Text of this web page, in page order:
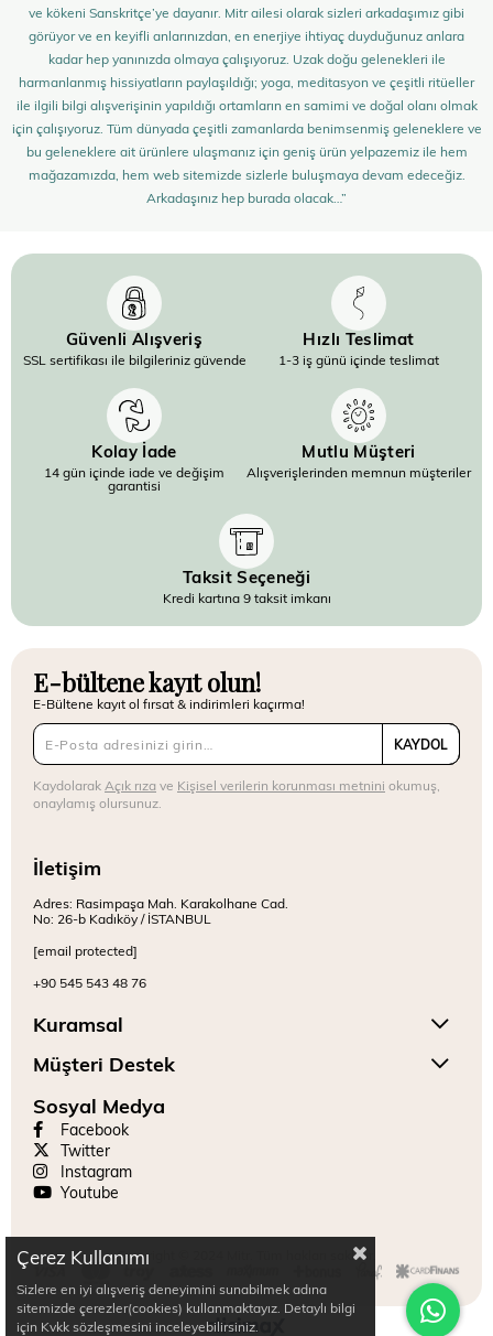
ve kökeni Sanskritçe’ye dayanır. Mitr ailesi olarak sizleri arkadaşımız gibi
görüyor ve en keyifli anlarınızdan, en enerjiye ihtiyaç duyduğunuz anlara
kadar hep yanınızda olmaya çalışıyoruz. Uzak doğu gelenekleri ile
harmanlanmış hissiyatların paylaşıldığı; yoga, meditasyon ve çeşitli ritüeller
ile ilgili bilgi alışverişinin yapıldığı ortamların en samimi ve doğal olanı olmak
için çalışıyoruz. Tüm dünyada çeşitli zamanlarda benimsenmiş geleneklere ve
bu geleneklere ait ürünlere ulaşmanız için geniş ürün yelpazemiz ile hem
mağazamızda, hem web sitemizde sizlerle buluşmaya devam edeceğiz.
Arkadaşınız hep burada olacak…”
Güvenli Alışveriş
SSL sertifikası ile bilgileriniz güvende
Hızlı Teslimat
1-3 iş günü içinde teslimat
Kolay İade
14 gün içinde iade ve değişim
garantisi
Mutlu Müşteri
Alışverişlerinden memnun müşteriler
Taksit Seçeneği
Kredi kartına 9 taksit imkanı
E-bültene kayıt olun!
E-Bültene kayıt ol fırsat & indirimleri kaçırma!
KAYDOL
KaydolarakAçık rızave Kişisel verilerin korunması metnini okumuş,
onaylamış olursunuz.
İletişim
Adres: Rasimpaşa Mah. Karakolhane Cad.
No: 26-b Kadıköy / İSTANBUL
[email protected]
+90 545 543 48 76
Kuramsal
Müşteri Destek
Sosyal Medya
Facebook
Twitter
Instagram
Youtube
Copyright © 2024 Mitr. Tüm hakları saklıdır.
Çerez Kullanımı
Sizlere en iyi alışveriş deneyimini sunabilmek adına
sitemizde çerezler(cookies) kullanmaktayız. Detaylı bilgi
için Kvkk sözleşmesini inceleyebilirsiniz.